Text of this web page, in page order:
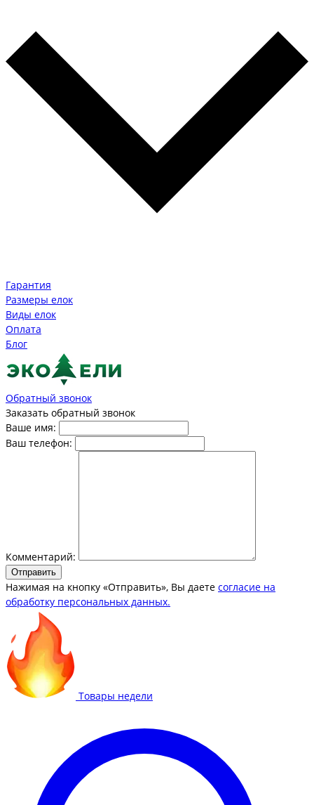
Гарантия
Размеры елок
Виды елок
Оплата
Блог
Обратный звонок
Заказать обратный звонок
Ваше имя:
Ваш телефон:
Комментарий:
Отправить
Нажимая на кнопку «Отправить», Вы даете согласие на
обработку персональных данных.
Товары недели